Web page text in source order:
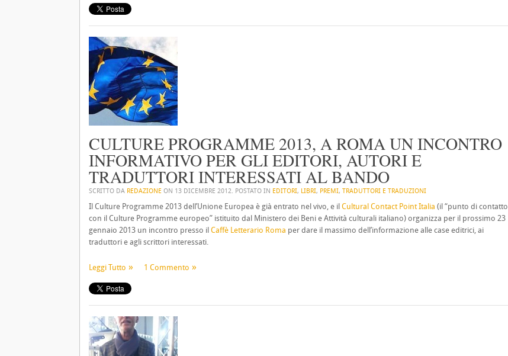
CULTURE PROGRAMME 2013, A ROMA UN INCONTRO
INFORMATIVO PER GLI EDITORI, AUTORI E
TRADUTTORI INTERESSATI AL BANDO
SCRITTO DA REDAZIONE ON 13 DICEMBRE 2012. POSTATO IN EDITORI, LIBRI, PREMI, TRADUTTORI E TRADUZIONI
Il Culture Programme 2013 dell’Unione Europea è già entrato nel vivo, e il Cultural Contact Point Italia (il “punto di contatto
con il Culture Programme europeo” istituito dal Ministero dei Beni e Attività culturali italiano) organizza per il prossimo 23
gennaio 2013 un incontro presso il Caffè Letterario Roma per dare il massimo dell’informazione alle case editrici, ai
traduttori e agli scrittori interessati.
Leggi Tutto 1 Commento